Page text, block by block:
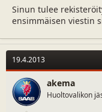
Sinun tulee
ensimmäisen viestin
19.4.2013
akema
Huoltovalikon